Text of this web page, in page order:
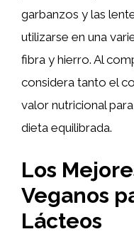
garbanzos y las
utilizarse en una
fibra y hierro. Al
considera tanto el
valor nutricional
dieta equilibrada.
Los
Veganos
Lácteos